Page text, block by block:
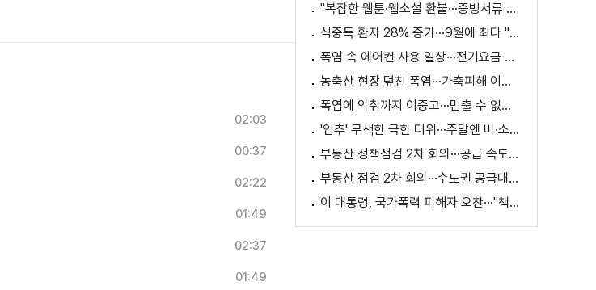
02:03
00:37
02:22
01:49
02:37
01:49
"복잡한 웹툰·웹소설 환불···증빙서류 요구까지"
식중독 환자 28% 증가···9월에 최다 "입추 방심 금물"
폭염 속 에어컨 사용 일상···전기요금 줄이려면?
농축산 현장 덮친 폭염···가축피해 이틀 새 28만 마리↑
폭염에 악취까지 이중고···멈출 수 없는 필수노동
'입추' 무색한 극한 더위···주말엔 비·소나기
부동산 정책점검 2차 회의···공급 속도전 본격화하나
부동산 점검 2차 회의···수도권 공급대책 논의
이 대통령, 국가폭력 피해자 오찬···"책임지고 치유"